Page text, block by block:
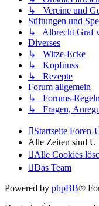
↳ Vereine und
Stiftungen und
↳ Albrecht Graf
Diverses
↳ Witze-Ecke
↳ Kopfnuss
↳ Rezepte
Forum allgemein
↳ Forums-
↳ Fragen,
Startseite Foren-
Alle Zeiten sind
Alle Cookies
Das Team
Powered by phpBB®